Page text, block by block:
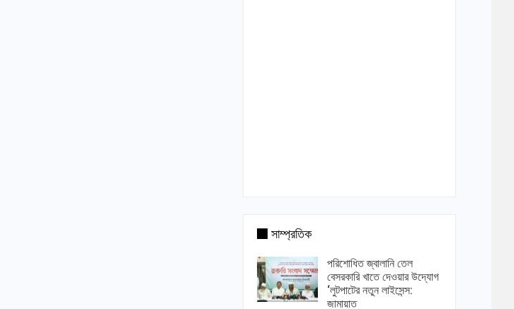
সাম্প্রতিক
পরিশোধিত জ্বালানি তেল
বেসরকারি খাতে দেওয়ার উদ্যোগ
‘লুটপাটের নতুন লাইসেন্স:
জামায়াত